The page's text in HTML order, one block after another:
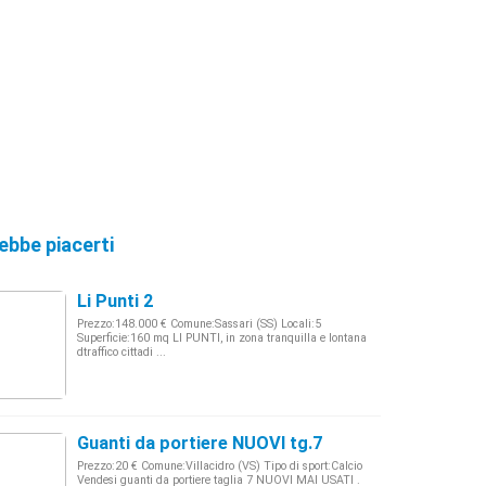
piacerti
Li Punti 2
Prezzo:148.000 € Comune:Sassari (SS) Locali:5
Superficie:160 mq LI PUNTI, in zona tranquilla e lontana
dtraffico cittadi ...
Guanti da portiere NUOVI tg.7
Prezzo:20 € Comune:Villacidro (VS) Tipo di sport:Calcio
Vendesi guanti da portiere taglia 7 NUOVI MAI USATI .